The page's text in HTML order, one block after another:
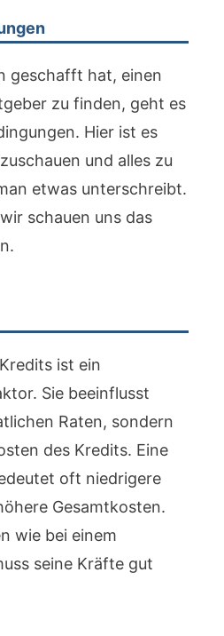
geschafft hat, einen
zu finden, geht es
Hier ist es
und alles zu
etwas unterschreibt.
schauen uns das
ist ein
Sie beeinflusst
Raten, sondern
des Kredits. Eine
oft niedrigere
Gesamtkosten.
wie bei einem
seine Kräfte gut